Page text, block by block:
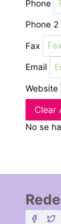
Phone
Phone 2
Fax
Email
Website
Clear
No se